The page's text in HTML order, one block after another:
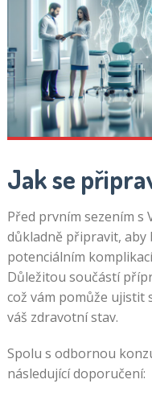
Jak se
Před prvním sezením s
důkladně připravit, aby
potenciálním
Důležitou součástí
což vám pomůže ujistit
váš zdravotní stav.
Spolu s odbornou
následující doporučení: